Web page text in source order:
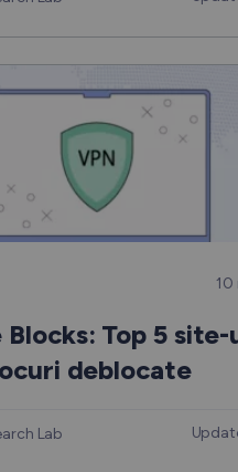
10
Blocks: Top 5 site-
deblocate
Lab